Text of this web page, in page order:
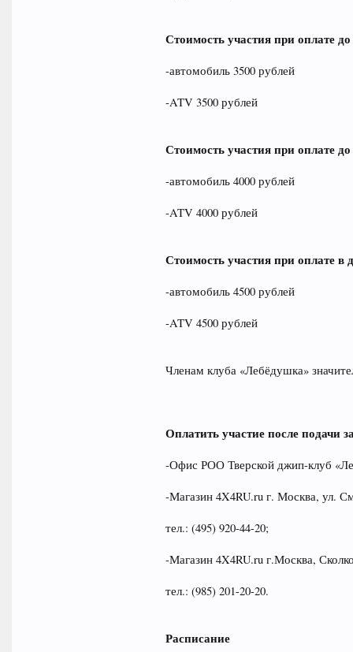
Стоимость участия при оплате
-автомобиль 3500 рублей
-ATV 3500 рублей
Стоимость участия при оплате
-автомобиль 4000 рублей
-ATV 4000 рублей
Стоимость участия при оплате в
-автомобиль 4500 рублей
-ATV 4500 рублей
Членам клуба «Лебёдушка»
Оплатить участие после подачи
-Офис РОО Тверской джип-клуб
-Магазин 4X4RU.ru г. Москва, ул.
тел.: (495) 920-44-20;
-Магазин 4X4RU.ru г.Москва,
тел.: (985) 201-20-20.
Расписание